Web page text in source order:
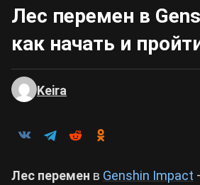
Новости Genshin Impact
Новости Honkai: Star Rail
Новости Zenless Zone Zero
Игры
Genshin Impact
Honkai: Star Rail
Neverness to Everness
Gothic 1 Remake
Билды
Билды Genshin Impact
Интересное
Лес перемен в
как начать и
Keira
Лес перемен в Genshin Impact